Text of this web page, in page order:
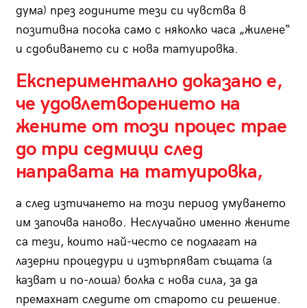
дума) през годините тези си чувства в
позитивна посока само с няколко часа „жилене“
и сдобиването си с нова татуировка.
Експериментално доказано е,
че удовлетворението на
жените от този процес трае
до три седмици след
направата на татуировка,
а след изтичането на този период умуването
им започва наново. Неслучайно именно жените
са тези, които най-често се подлагат на
лазерни процедури и изтърпяват същата (а
казват и по-лоша) болка с нова сила, за да
премахнат следите от старото си решение.